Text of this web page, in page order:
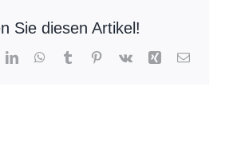
Sie diesen Artikel!
LinkedInWhatsApp
TumblrPinterest
Vk Xing E-